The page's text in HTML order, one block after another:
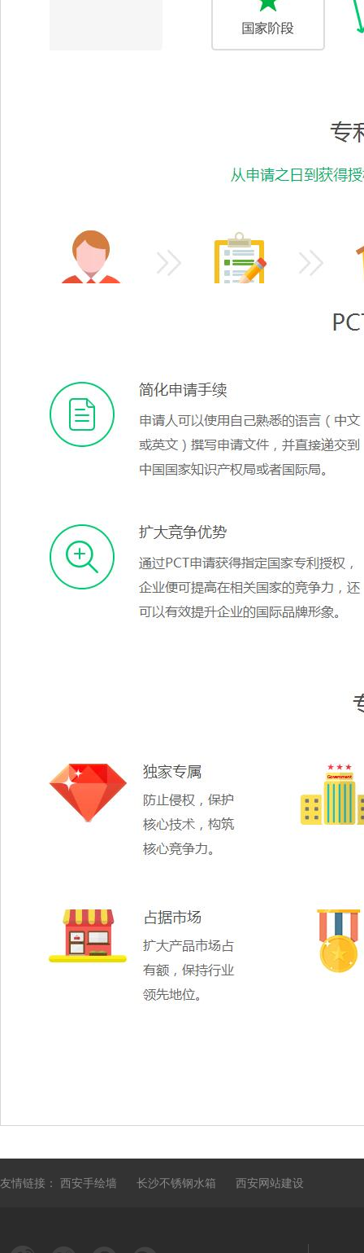
友情链接： 西安手绘墙 长沙不锈钢水箱 西安网站建设